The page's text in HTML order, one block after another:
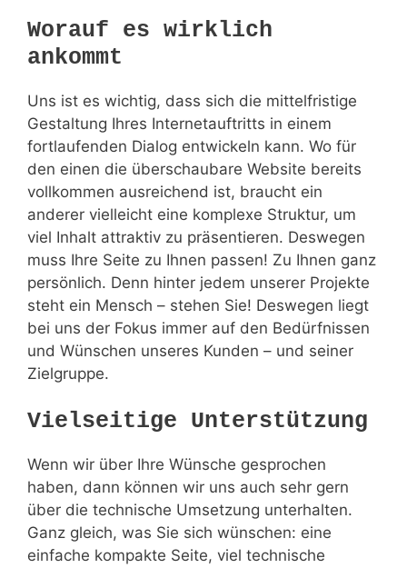
Worauf es wirklich
ankommt
Uns ist es wichtig, dass sich die mittelfristige
Gestaltung Ihres Internetauftritts in einem
fortlaufenden Dialog entwickeln kann. Wo für
den einen die überschaubare Website bereits
vollkommen ausreichend ist, braucht ein
anderer vielleicht eine komplexe Struktur, um
viel Inhalt attraktiv zu präsentieren. Deswegen
muss Ihre Seite zu Ihnen passen! Zu Ihnen ganz
persönlich. Denn hinter jedem unserer Projekte
steht ein Mensch – stehen Sie! Deswegen liegt
bei uns der Fokus immer auf den Bedürfnissen
und Wünschen unseres Kunden – und seiner
Zielgruppe.
Vielseitige Unterstützung
Wenn wir über Ihre Wünsche gesprochen
haben, dann können wir uns auch sehr gern
über die technische Umsetzung unterhalten.
Ganz gleich, was Sie sich wünschen: eine
einfache kompakte Seite, viel technische